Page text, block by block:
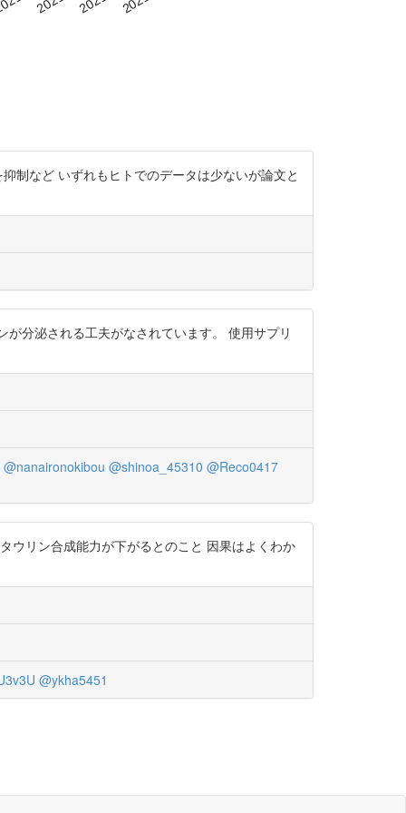
制など いずれもヒトでのデータは少ないが論文と
分泌される工夫がなされています。 使用サプリ
@nanaironokibou @shinoa_45310 @Reco0417
ウリン合成能力が下がるとのこと 因果はよくわか
@ykha5451